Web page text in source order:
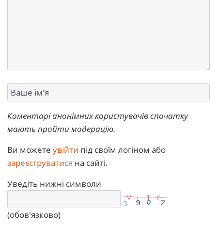
Коментарі анонімних користувачів спочатку
мають пройти модерацію.
Ви можете увійти під своїм логіном або
зареєструватися на сайті.
Уведіть нижні символи
(обов'язково)